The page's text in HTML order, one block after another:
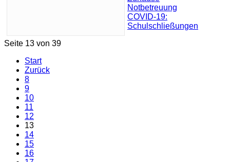
Notbetreuung
COVID-19:
Schulschließungen
Seite 13 von 39
Start
Zurück
8
9
10
11
12
13
14
15
16